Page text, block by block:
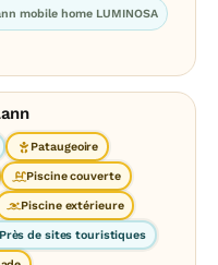
mobile home LUMINOSA
Pataugeoire
Piscine couverte
Piscine extérieure
Près de sites touristiques